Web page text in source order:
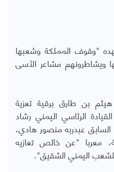
"وقوف المملكة وشعبها
ويشاطرونهم مشاعر الأسى
بن طارق برقية تعزية
الرئاسي اليمني رشاد
عبدربه منصور هادي،
معربا "عن خالص تعازيه
اليمني الشقيق".